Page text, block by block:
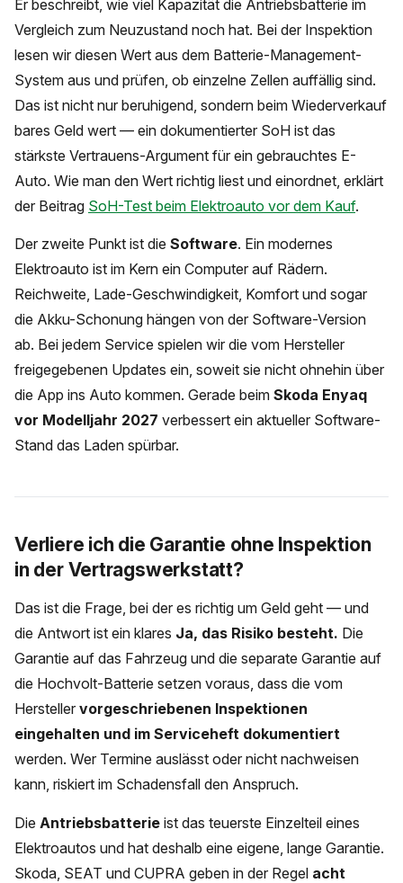
Er beschreibt, wie viel Kapazität die Antriebsbatterie im
Vergleich zum Neuzustand noch hat. Bei der Inspektion
lesen wir diesen Wert aus dem Batterie-Management-
System aus und prüfen, ob einzelne Zellen auffällig sind.
Das ist nicht nur beruhigend, sondern beim Wiederverkauf
bares Geld wert — ein dokumentierter SoH ist das
stärkste Vertrauens-Argument für ein gebrauchtes E-
Auto. Wie man den Wert richtig liest und einordnet, erklärt
der Beitrag SoH-Test beim Elektroauto vor dem Kauf.
Der zweite Punkt ist die Software. Ein modernes
Elektroauto ist im Kern ein Computer auf Rädern.
Reichweite, Lade-Geschwindigkeit, Komfort und sogar
die Akku-Schonung hängen von der Software-Version
ab. Bei jedem Service spielen wir die vom Hersteller
freigegebenen Updates ein, soweit sie nicht ohnehin über
die App ins Auto kommen. Gerade beim Skoda Enyaq
vor Modelljahr 2027 verbessert ein aktueller Software-
Stand das Laden spürbar.
Verliere ich die Garantie ohne Inspektion
in der Vertragswerkstatt?
Das ist die Frage, bei der es richtig um Geld geht — und
die Antwort ist ein klares Ja, das Risiko besteht. Die
Garantie auf das Fahrzeug und die separate Garantie auf
die Hochvolt-Batterie setzen voraus, dass die vom
Hersteller vorgeschriebenen Inspektionen
eingehalten und im Serviceheft dokumentiert
werden. Wer Termine auslässt oder nicht nachweisen
kann, riskiert im Schadensfall den Anspruch.
Die Antriebsbatterie ist das teuerste Einzelteil eines
Elektroautos und hat deshalb eine eigene, lange Garantie.
Skoda, SEAT und CUPRA geben in der Regel acht